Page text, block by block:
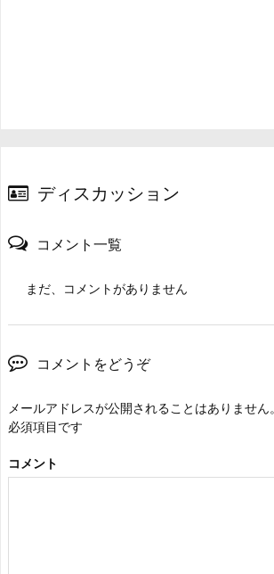
ディスカッション
コメント一覧
まだ、コメントがありません
コメントをどうぞ
メールアドレスが公開されることはありません。
必須項目です
コメント